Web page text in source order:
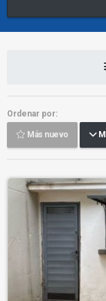
Ordenar por:
Más nuevo